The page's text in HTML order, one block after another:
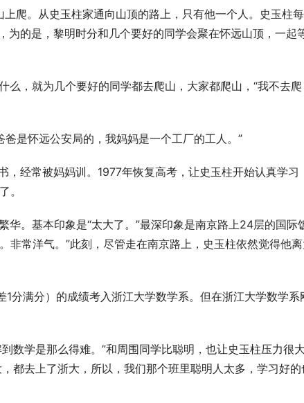
。从史玉柱家通向山顶的路上，只有他一个人。史玉柱
为的是，黎明时分和几个要好的同学会聚在怀远山顶，一起
，就为几个要好的同学都去爬山，大家都爬山，“我不去爬
是怀远公安局的，我妈妈是一个工厂的工人。”
经常被妈妈训。1977年恢复高考，让史玉柱开始认真学习
。
。基本印象是“太大了。”最深印象是南京路上24层的国际
非常洋气。”此刻，尽管走在南京路上，史玉柱依然觉得他
满分）的成绩考入浙江大学数学系。但在浙江大学数学系
学是那么得难。”和周围同学比聪明，也让史玉柱压力很大
都去上了浙大，所以，我们那个班里聪明人太多，学习好的